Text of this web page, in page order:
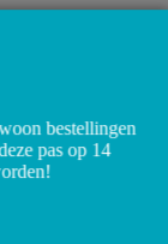
bestellingen
pas op 14